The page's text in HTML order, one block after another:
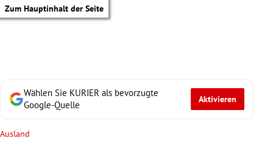
Zum Hauptinhalt der Seite
Wählen Sie KURIER als bevorzugte
Google-Quelle
Aktivieren
Ausland